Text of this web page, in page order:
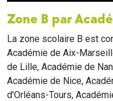
Zone B par
La zone scolaire B est
Académie de Aix-
de Lille, Académie de
Académie de Nice,
d'Orléans-Tours,